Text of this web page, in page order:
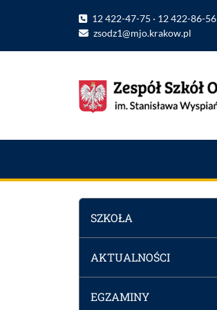
12 422-47-75 · 12 422-86-56
zsodz1@mjo.krakow.pl
SZKOŁA
AKTUALNOŚCI
EGZAMINY